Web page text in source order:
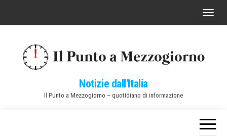
C
a
Notizie dall'Italia
Il Punto a Mezzogiorno – quotidiano di informazione